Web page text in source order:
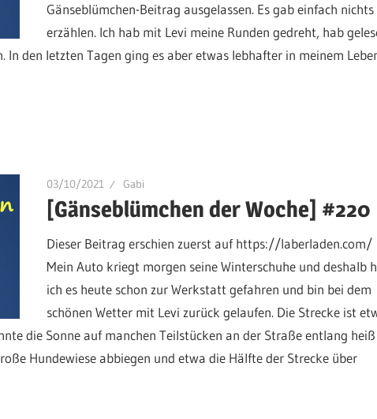
Gänseblümchen-Beitrag ausgelassen. Es gab einfach nichts
erzählen. Ich hab mit Levi meine Runden gedreht, hab
In den letzten Tagen ging es aber etwas lebhafter in meinem
03/10/2021 Gabi
[Gänseblümchen der Woche] #220
Dieser Beitrag erschien zuerst auf https://laberladen.com/
Mein Auto kriegt morgen seine Winterschuhe und deshalb
ich es heute schon zur Werkstatt gefahren und bin bei dem
schönen Wetter mit Levi zurück gelaufen. Die Strecke ist
die Sonne auf manchen Teilstücken an der Straße entlang
Hundewiese abbiegen und etwa die Hälfte der Strecke über